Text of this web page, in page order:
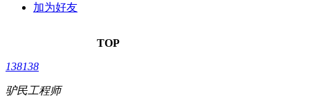
加为好友
TOP
138138
驴民工程师